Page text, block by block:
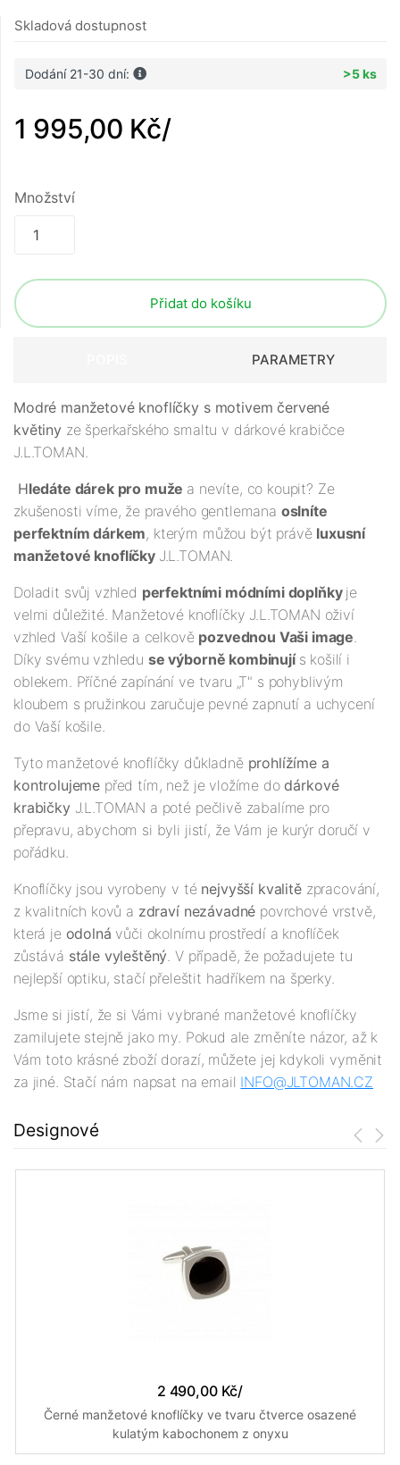
Skladová dostupnost
Dodání 21-30 dní: >5 ks
1 995,00 Kč/
Množství
Přidat do košíku
PARAMETRY
Modré manžetové knoflíčky s motivem červené
květinyze šperkařského smaltu v dárkové krabičce
J.L.TOMAN.
Hledáte dárek pro muže a nevíte, co koupit? Ze
zkušenosti víme, že pravého gentlemana oslníte
perfektním dárkem, kterým můžou být právě luxusní
manžetové knoflíčky J.L.TOMAN.
Doladit svůj vzhled perfektními módními doplňky je
velmi důležité. Manžetové knoflíčky J.L.TOMAN oživí
vzhled Vaší košile a celkově pozvednou Vaši image
Díky svému vzhledu se výborně kombinují s košilí i
oblekem. Příčné zapínání ve tvaru „T" s pohyblivým
kloubem s pružinkou zaručuje pevné zapnutí a uchycení
do Vaší košile.
Tyto manžetové knoflíčky důkladně prohlížíme a
kontrolujeme před tím, než je vložíme do dárkové
krabičkyJ.L.TOMAN a poté pečlivě zabalíme pro
přepravu, abychom si byli jistí, že Vám je kurýr doručí v
pořádku.
Knoflíčky jsou vyrobeny v té nejvyšší kvalitězpracování,
z kvalitních kovů a zdraví nezávadné povrchové vrstvě,
která je odolná vůči okolnímu prostředí a knoflíček
zůstává stále vyleštěný . V případě, že požadujete tu
nejlepší optiku, stačí přeleštit hadříkem na šperky.
Jsme si jistí, že si Vámi vybrané manžetové knoflíčky
zamilujete stejně jako my. Pokud ale změníte názor, až k
Vám toto krásné zboží dorazí, můžete jej kdykoli vyměnit
za jiné. Stačí nám napsat na email INFO@JLTOMAN. CZ
Designové
2 490,00 Kč/
Černé manžetové knoflíčky ve tvaru čtverce osazené
kulatým kabochonem z onyxu